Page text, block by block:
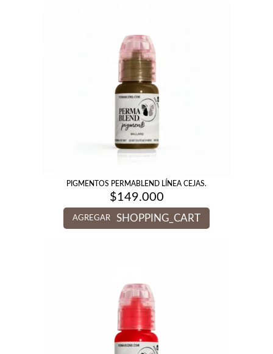
PIGMENTOS PERMABLEND LÍNEA CEJAS.
$149.000
AGREGAR SHOPPING_CART